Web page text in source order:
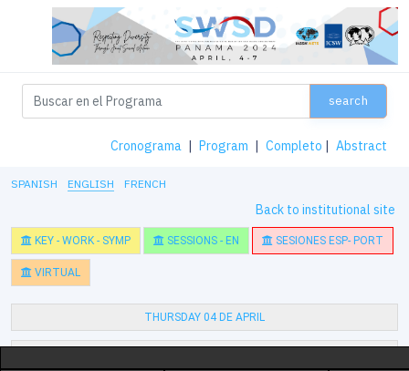
search
Cronograma | Program | Completo | Abstract
SPANISH ENGLISH FRENCH
Back to institutional site
KEY - WORK - SYMP SESSIONS - EN SESIONES ESP- PORT
VIRTUAL
THURSDAY 04 DE APRIL